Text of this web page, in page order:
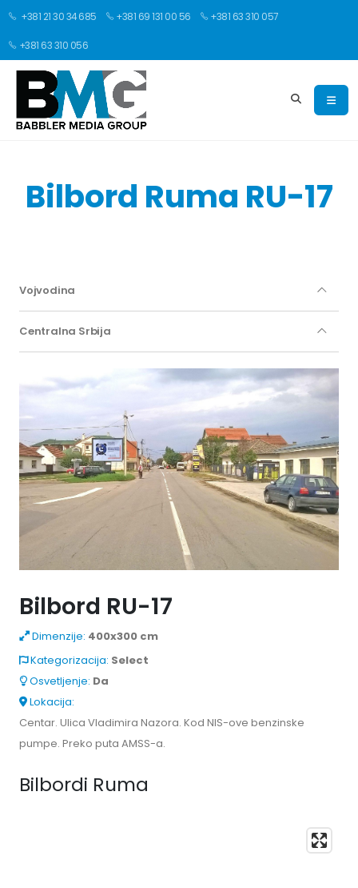
+381 21 30 34 685 +381 69 131 00 56 +381 63 310 057
+381 63 310 056
Bilbord Ruma RU-17
Vojvodina
Centralna Srbija
Bilbord RU-17
Dimenzije: 400x300 cm
Kategorizacija: Select
Osvetljenje: Da
Lokacija:
Centar. Ulica Vladimira Nazora. Kod NIS-ove benzinske
pumpe. Preko puta AMSS-a.
Bilbordi Ruma